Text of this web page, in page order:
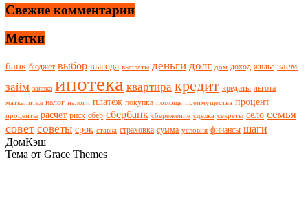
Свежие комментарии
Метки
банк бюджет выбор выгода выплаты деньги долг дом доход жилье заем
займ заявка ипотека квартира кредит кредиты льгота
маткапитал налог налоги платеж покупка помощь преимущества процент
проценты расчет риск сбер сбербанк сбережение сделка секреты село семья
совет советы срок ставка страховка сумма условия финансы шаги
ДомКэш
Тема от Grace Themes